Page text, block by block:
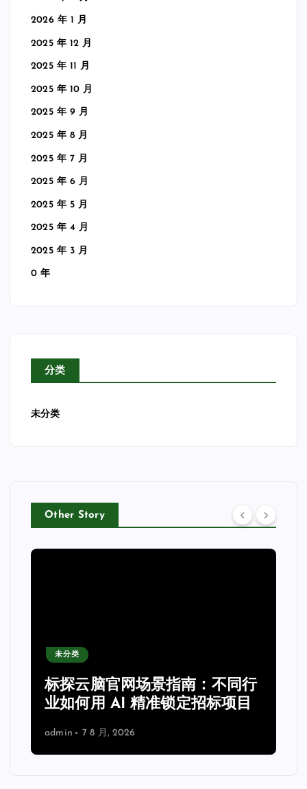
2026 年 1 月
2025 年 12 月
2025 年 11 月
2025 年 10 月
2025 年 9 月
2025 年 8 月
2025 年 7 月
2025 年 6 月
2025 年 5 月
2025 年 4 月
2025 年 3 月
0 年
分类
未分类
Other Story
未分类
标探云脑官网场景指南：不同行
业如何用 AI 精准锁定招标项目
admin 7 8 月, 2026